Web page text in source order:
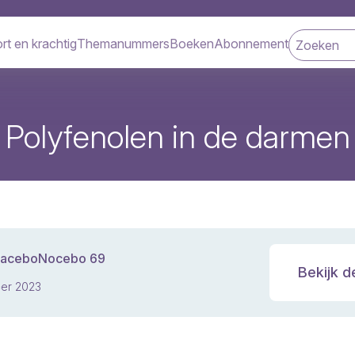
en krachtigThemanummersBoekenAbonnement
Polyfenolen in de darmen
69
2023
Bekijk